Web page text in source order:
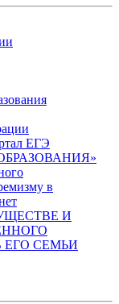
ЕГЭ
ОБРАЗОВАНИЯ»
в
И
ЕГО СЕМЬИ